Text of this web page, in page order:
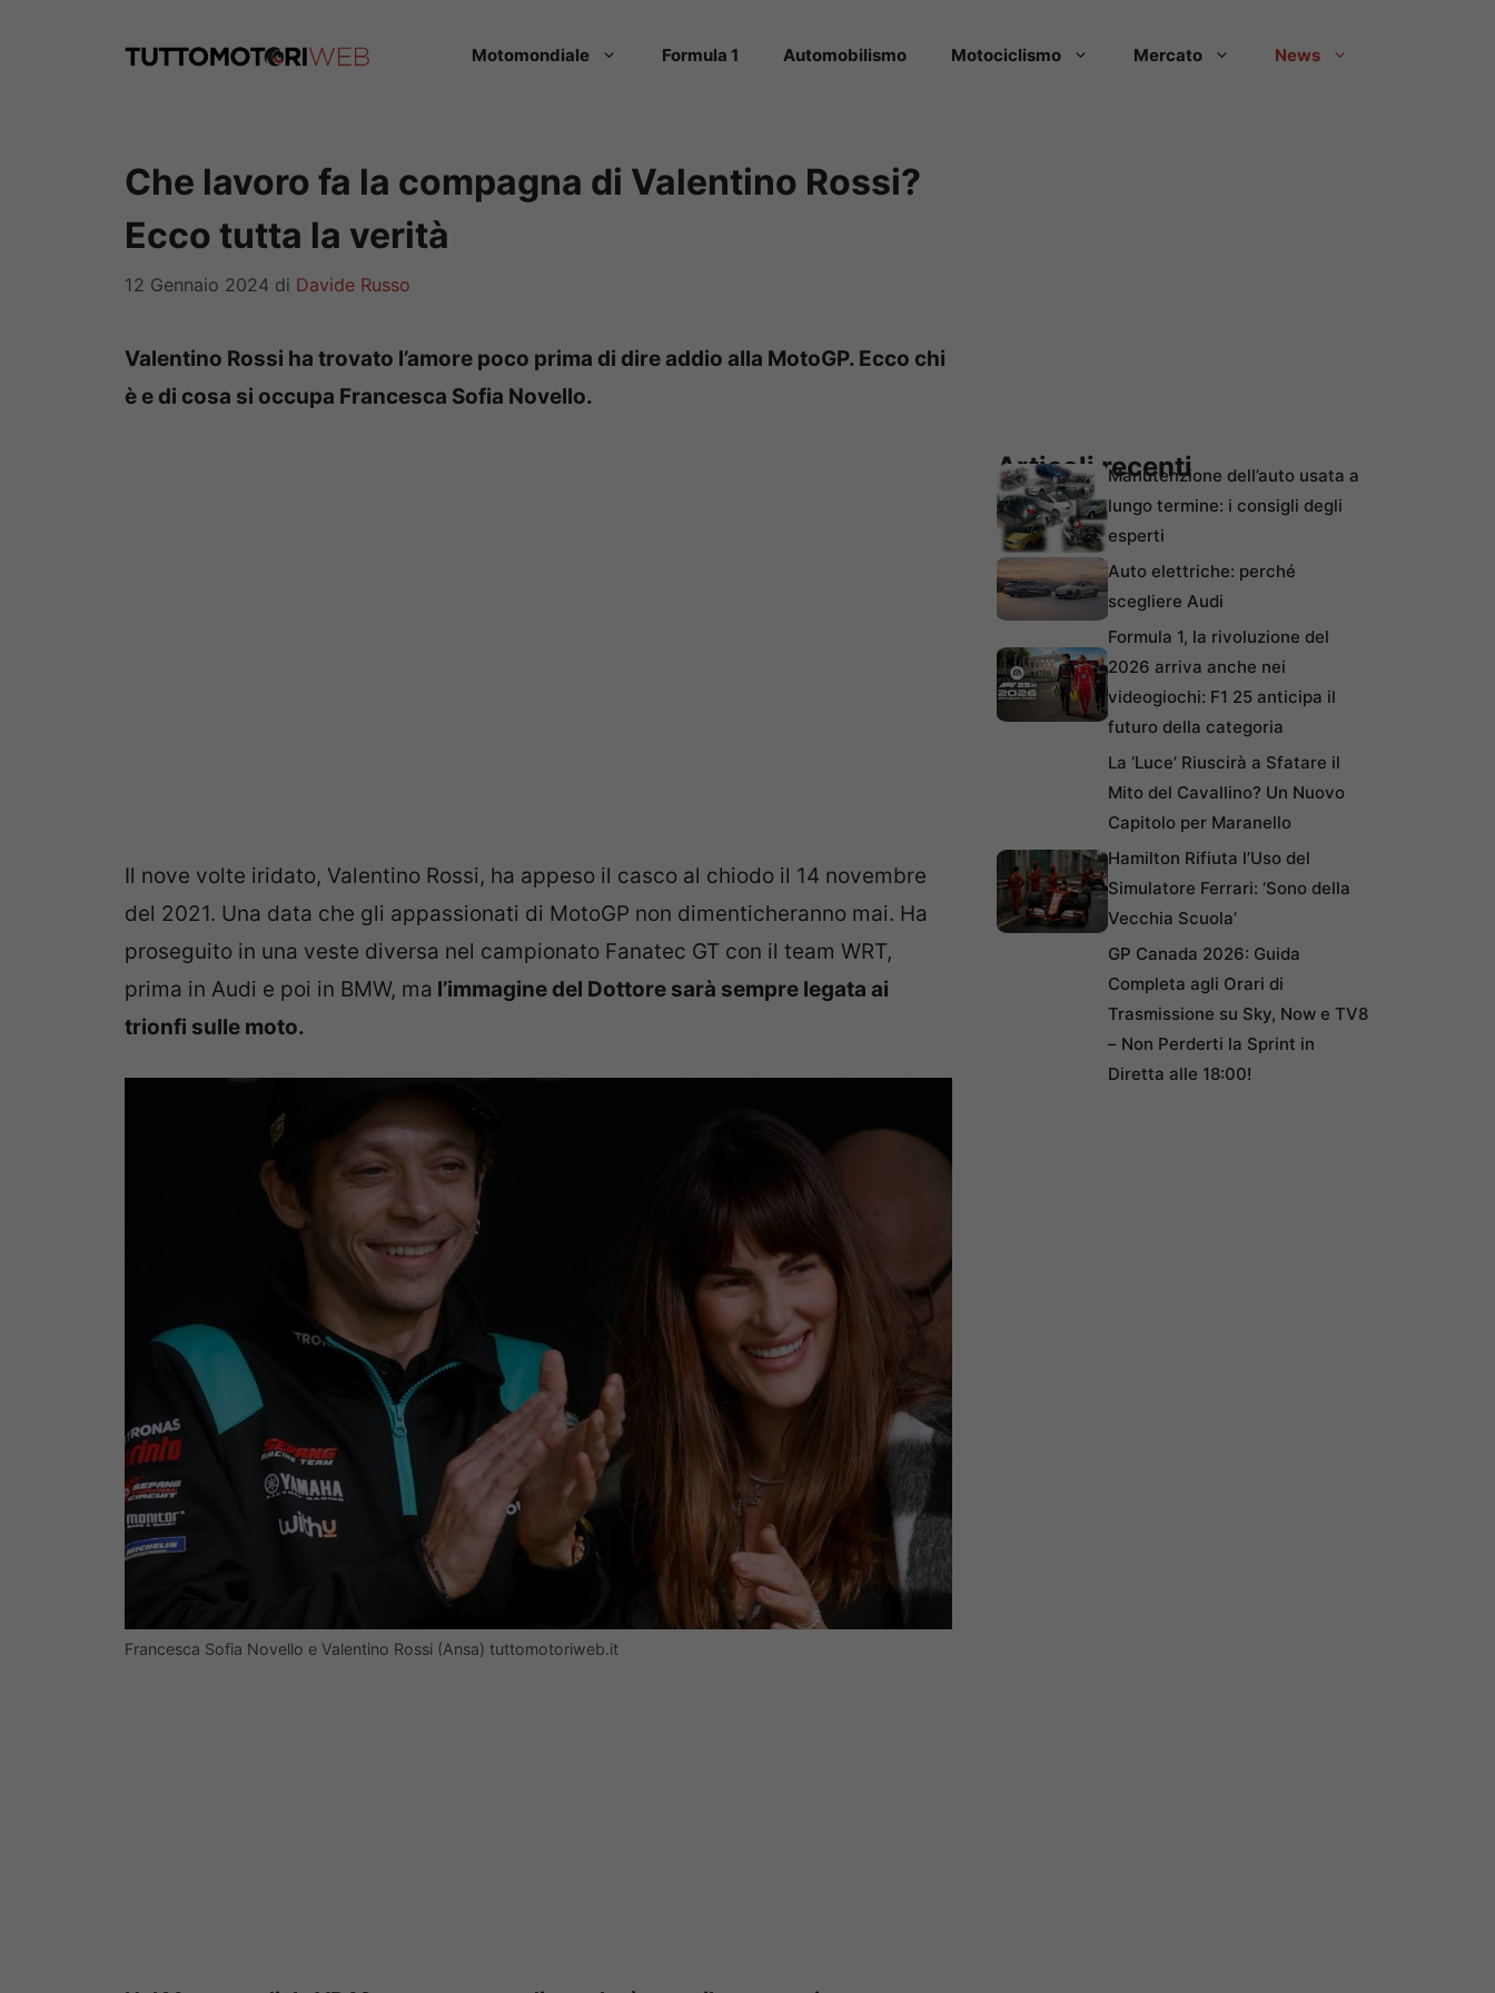
Motomondiale Formula 1 Automobilismo Motociclismo Mercato News
Che lavoro fa la compagna di Valentino Rossi?
Ecco tutta la verità
12 Gennaio 2024 di Davide Russo
Valentino Rossi ha trovato l’amore poco prima di dire addio alla MotoGP. Ecco chi
è e di cosa si occupa Francesca Sofia Novello.
Il nove volte iridato, Valentino Rossi, ha appeso il casco al chiodo il 14 novembre
del 2021. Una data che gli appassionati di MotoGP non dimenticheranno mai. Ha
proseguito in una veste diversa nel campionato Fanatec GT con il team WRT,
prima in Audi e poi in BMW, ma l’immagine del Dottore sarà sempre legata ai
trionfi sulle moto.
Francesca Sofia Novello e Valentino Rossi (Ansa) tuttomotoriweb.it
Articoli recentiManutenzione dell’auto usata a
lungo termine: i consigli degli
esperti
Auto elettriche: perché
scegliere Audi
Formula 1, la rivoluzione del
2026 arriva anche nei
videogiochi: F1 25 anticipa il
futuro della categoria
La ‘Luce’ Riuscirà a Sfatare il
Mito del Cavallino? Un Nuovo
Capitolo per Maranello
Hamilton Rifiuta l’Uso del
Simulatore Ferrari: ‘Sono della
Vecchia Scuola’
GP Canada 2026: Guida
Completa agli Orari di
Trasmissione su Sky, Now e TV8
– Non Perderti la Sprint in
Diretta alle 18:00!